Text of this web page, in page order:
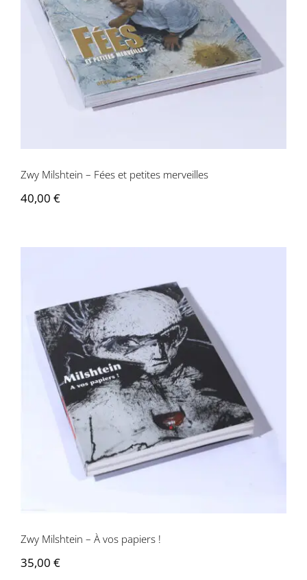
Zwy Milshtein – Fées et petites
merveilles
Zwy Milshtein – Fées et petites merveilles
40,00 €
Zwy Milshtein – À vos papiers !
Zwy Milshtein – À vos papiers !
35,00 €